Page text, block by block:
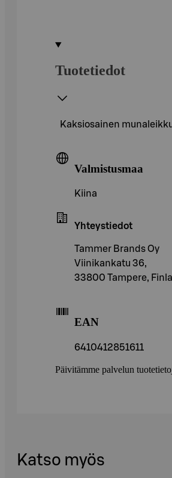
Tuotetiedot
Kaksiosainen
Valmistusmaa
Kiina
Yhteystiedot
Tammer Brands Oy
Viinikankatu 36,
33800 Tampere,
EAN
6410412851611
Päivitämme palvelun
Katso myös